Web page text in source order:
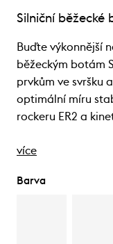
Silniční běžecké
Buďte výkonnější
běžeckým botám
prvkům ve svršku
optimální míru
rockeru ER2 a
více
Barva